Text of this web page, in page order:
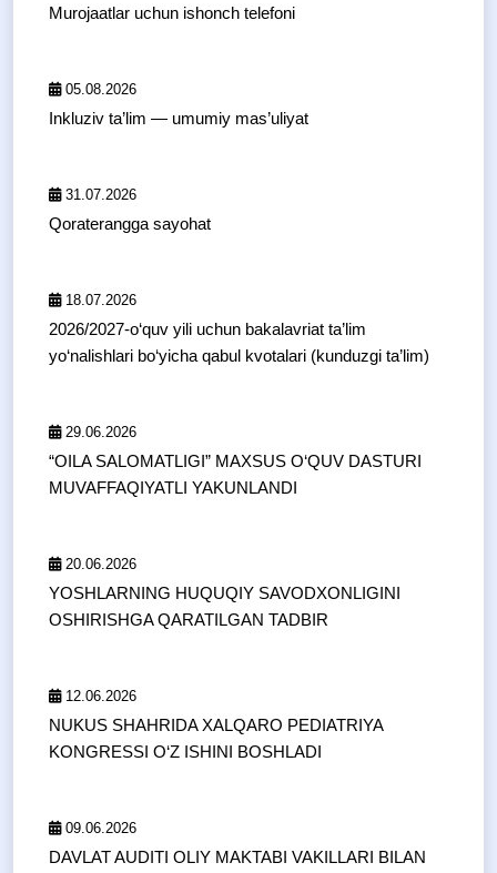
Murojaatlar uchun ishonch telefoni
05.08.2026
Inkluziv ta’lim — umumiy mas’uliyat
31.07.2026
Qoraterangga sayohat
18.07.2026
2026/2027-o‘quv yili uchun bakalavriat ta’lim
yo‘nalishlari bo‘yicha qabul kvotalari (kunduzgi ta’lim)
29.06.2026
“OILA SALOMATLIGI” MAXSUS O‘QUV DASTURI
MUVAFFAQIYATLI YAKUNLANDI
20.06.2026
YOSHLARNING HUQUQIY SAVODXONLIGINI
OSHIRISHGA QARATILGAN TADBIR
12.06.2026
NUKUS SHAHRIDA XALQARO PEDIATRIYA
KONGRESSI O‘Z ISHINI BOSHLADI
09.06.2026
DAVLAT AUDITI OLIY MAKTABI VAKILLARI BILAN